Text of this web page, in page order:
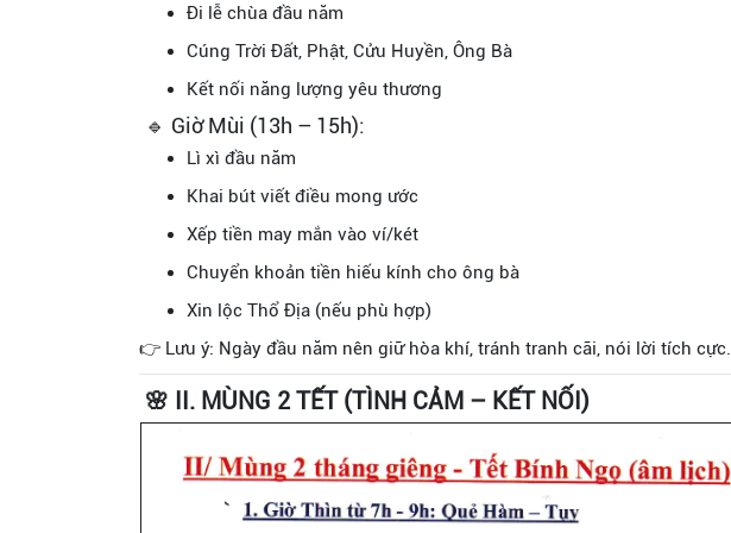
Đi lễ chùa đầu năm
Cúng Trời Đất, Phật, Cửu Huyền, Ông Bà
Kết nối năng lượng yêu thương
🔹 Giờ Mùi (13h – 15h):
Lì xì đầu năm
Khai bút viết điều mong ước
Xếp tiền may mắn vào ví/két
Chuyển khoản tiền hiếu kính cho ông bà
Xin lộc Thổ Địa (nếu phù hợp)
👉 Lưu ý: Ngày đầu năm nên giữ hòa khí, tránh tranh cãi, nói lời tích cực.
🌸 II. MÙNG 2 TẾT (TÌNH CẢM – KẾT NỐI)